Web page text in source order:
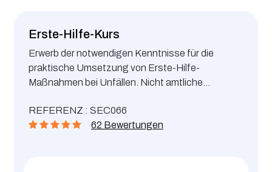
Erste-Hilfe-Kurs
Erwerb der notwendigen Kenntnisse für die
praktische Umsetzung von Erste-Hilfe-
Maßnahmen bei Unfällen. Nicht amtliche
REFERENZ : SEC066
62 Bewertungen